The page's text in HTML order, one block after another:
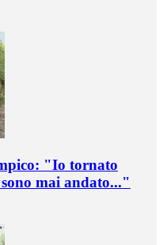
"Io tornato
mai andato..."